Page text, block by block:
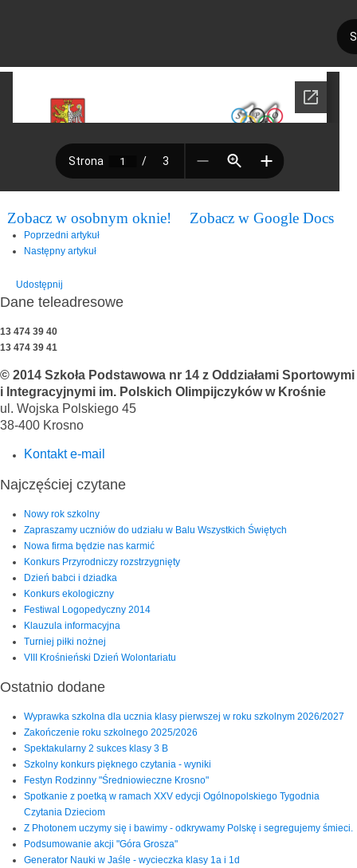
Zobacz w osobnym oknie! Zobacz w Google Docs
Poprzedni artykuł
Następny artykuł
Udostępnij
Dane teleadresowe
13 474 39 40
13 474 39 41
© 2014 Szkoła Podstawowa nr 14 z Oddziałami Sportowymi
i Integracyjnymi im. Polskich Olimpijczyków w Krośnie
ul. Wojska Polskiego 45
38-400 Krosno
Kontakt e-mail
Najczęściej czytane
Nowy rok szkolny
Zapraszamy uczniów do udziału w Balu Wszystkich Świętych
Nowa firma będzie nas karmić
Konkurs Przyrodniczy rozstrzygnięty
Dzień babci i dziadka
Konkurs ekologiczny
Festiwal Logopedyczny 2014
Klauzula informacyjna
Turniej piłki nożnej
VIII Krośnieński Dzień Wolontariatu
Ostatnio dodane
Wyprawka szkolna dla ucznia klasy pierwszej w roku szkolnym 2026/2027
Zakończenie roku szkolnego 2025/2026
Spektakularny 2 sukces klasy 3 B
Szkolny konkurs pięknego czytania - wyniki
Festyn Rodzinny "Średniowieczne Krosno"
Spotkanie z poetką w ramach XXV edycji Ogólnopolskiego Tygodnia
Czytania Dzieciom
Z Photonem uczymy się i bawimy - odkrywamy Polskę i segregujemy śmieci.
Podsumowanie akcji "Góra Grosza"
Generator Nauki w Jaśle - wycieczka klasy 1a i 1d